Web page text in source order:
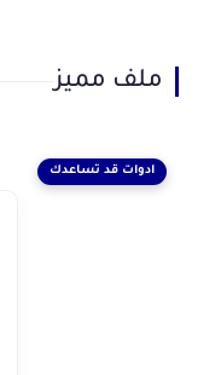
ملف مميز
ادوات قد تساعدك